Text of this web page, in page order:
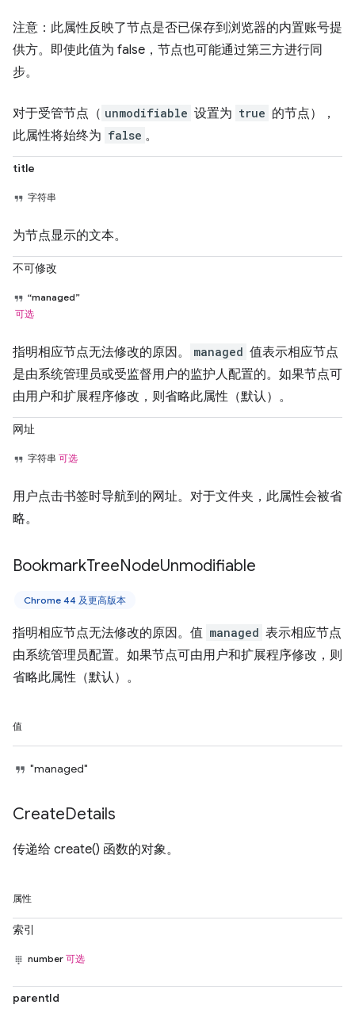
注意：此属性反映了节点是否已保存到浏览器的内置账号提
供方。即使此值为 false，节点也可能通过第三方进行同
步。
对于受管节点（ unmodifiable 设置为 true 的节点），
此属性将始终为 false 。
title
字符串
为节点显示的文本。
不可修改
“managed”
可选
指明相应节点无法修改的原因。 managed 值表示相应节点
是由系统管理员或受监督用户的监护人配置的。如果节点可
由用户和扩展程序修改，则省略此属性（默认）。
网址
字符串 可选
用户点击书签时导航到的网址。对于文件夹，此属性会被省
略。
BookmarkTreeNodeUnmodifiable
Chrome 44 及更高版本
指明相应节点无法修改的原因。值 managed 表示相应节点
由系统管理员配置。如果节点可由用户和扩展程序修改，则
省略此属性（默认）。
值
"managed"
CreateDetails
传递给 create() 函数的对象。
属性
索引
number 可选
parentId